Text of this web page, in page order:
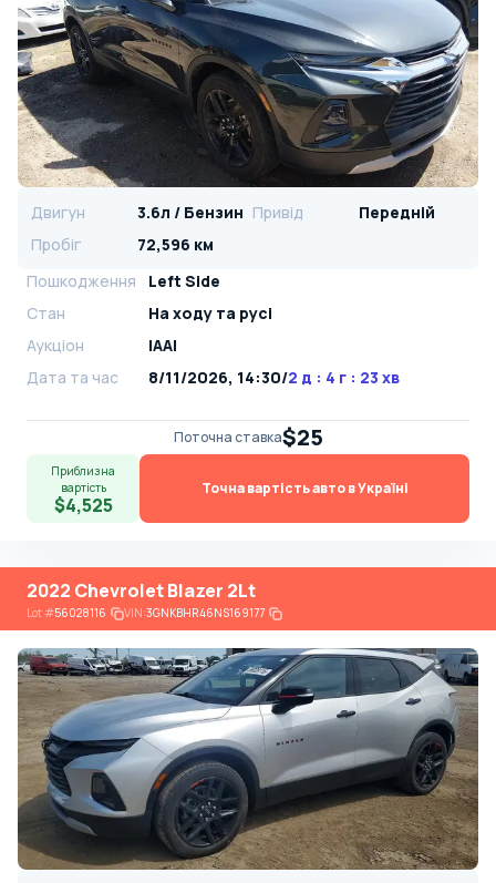
Двигун 3.6л / Бензин Привід
Передній
Пробіг
72,596 км
Пошкодження
Left Side
Стан
На ​​ходу та русі
Аукціон
IAAI
Дата та час
8/11/2026, 14:30/2 д : 4 г : 23 хв
Поточна ставка$25
Приблизна
вартість
$4,525
Точна вартість авто в Україні
2022 Chevrolet Blazer 2Lt
Lot#56028116 VIN:3GNKBHR46NS169177